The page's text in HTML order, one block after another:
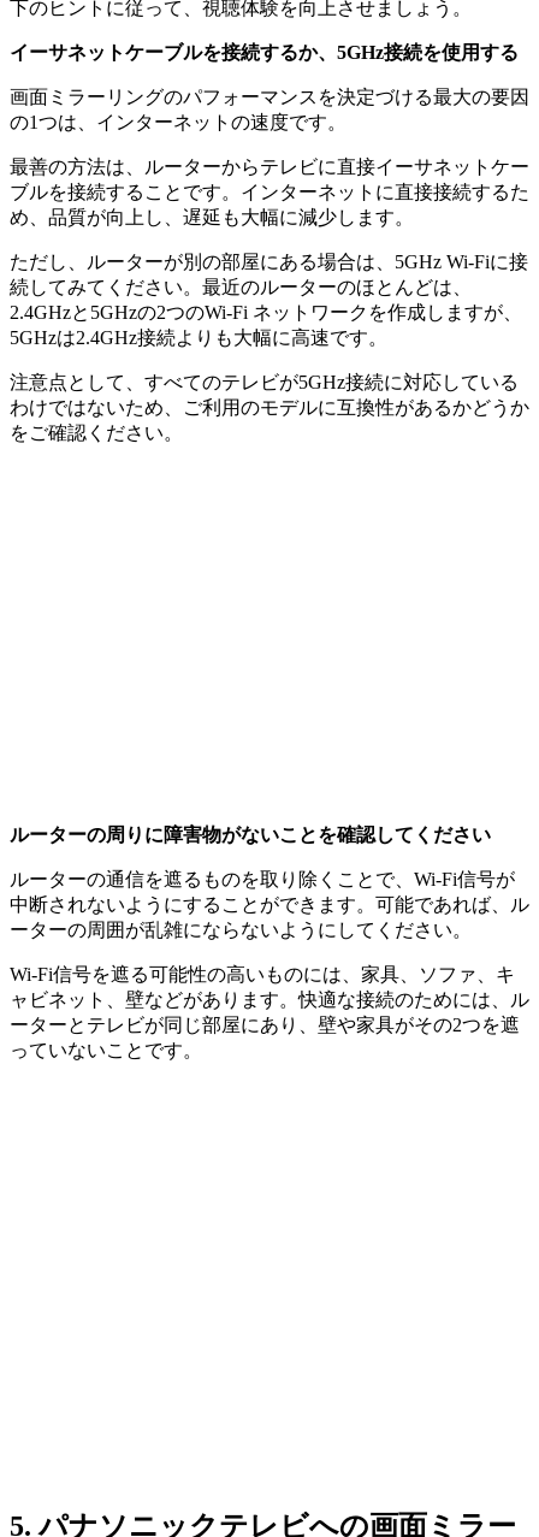
下のヒントに従って、視聴体験を向上させましょう。
イーサネットケーブルを接続するか、5GHz接続を使用する
画面ミラーリングのパフォーマンスを決定づける最大の要因
の1つは、インターネットの速度です。
最善の方法は、ルーターからテレビに直接イーサネットケー
ブルを接続することです。インターネットに直接接続するた
め、品質が向上し、遅延も大幅に減少します。
ただし、ルーターが別の部屋にある場合は、5GHz Wi-Fiに接
続してみてください。最近のルーターのほとんどは、
2.4GHzと5GHzの2つのWi-Fi ネットワークを作成しますが、
5GHzは2.4GHz接続よりも大幅に高速です。
注意点として、すべてのテレビが5GHz接続に対応している
わけではないため、ご利用のモデルに互換性があるかどうか
をご確認ください。
ルーターの周りに障害物がないことを確認してください
ルーターの通信を遮るものを取り除くことで、Wi-Fi信号が
中断されないようにすることができます。可能であれば、ル
ーターの周囲が乱雑にならないようにしてください。
Wi-Fi信号を遮る可能性の高いものには、家具、ソファ、キ
ャビネット、壁などがあります。快適な接続のためには、ル
ーターとテレビが同じ部屋にあり、壁や家具がその2つを遮
っていないことです。
5. パナソニックテレビへの画面ミラー